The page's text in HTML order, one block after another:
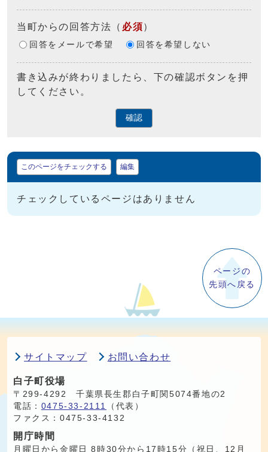
当町からの回答方法 （ 必須）
回答をメールで希望 回答を希望しない
書き込みが終わりましたら、下の確認ボタンを押
してください。
確認
マイページ
このページをチェックする 編集
チェックしているページはありません
ページの
先頭へ戻る
サイトマップ お問い合わせ
白子町役場
〒299-4292 千葉県長生郡白子町関5074番地の2
電話： 0475-33-2111
（代表）
ファクス：0475-33-4132
開庁時間
月曜日から金曜日 8時30分から17時15分（祝日、12月